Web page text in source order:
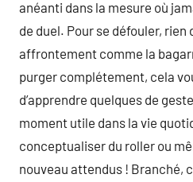
anéanti dans la mesure où
de duel. Pour se défouler, rien
affrontement comme la
purger complétement, cela
d’apprendre quelques de
moment utile dans la vie
conceptualiser du roller ou
nouveau attendus ! Branché,